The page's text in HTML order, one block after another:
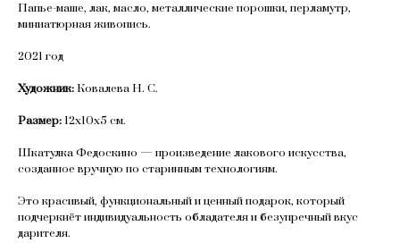
Папье-маше, лак, масло, металлические порошки, перламутр,
миниатюрная живопись.
2021 год
Художник:Ковалева Н. С.
Размер: 12х10х5 см.
Шкатулка Федоскино — произведение лакового искусства,
созданное вручную по старинным технологиям.
Это красивый, функциональный и ценный подарок, который
подчеркнёт индивидуальность обладателя и безупречный вкус
дарителя.